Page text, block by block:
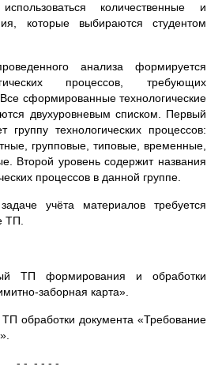
количественные и
которые выбираются студентом
анализа формируется
процессов, требующих
сформированные технологические
двухуровневым списком. Первый
группу технологических процессов:
групповые, типовые, временные,
Второй уровень содержит названия
процессов в данной группе.
учёта материалов требуется
ТП.
ТП формирования и обработки
заборная карта».
обработки документа «Требование
- - -